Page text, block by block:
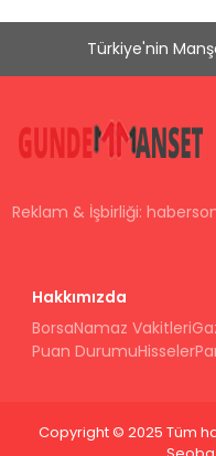
Türkiye'nin
Reklam & İşbirliği:
Hakkımızda
BorsaNamaz Vakitleri
Puan DurumuHisseler
Copyright © 2025 Tüm